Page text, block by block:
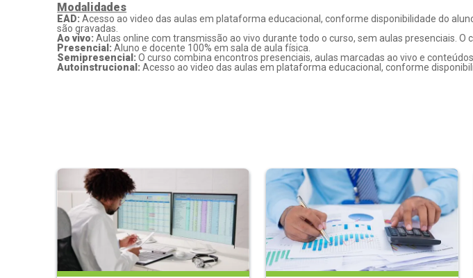
Modalidades
EAD:Acesso ao video das aulas em plataforma educacional, conforme disponibilidade do
são gravadas.
Ao vivo: Aulas online com transmissão ao vivo durante todo o curso, sem aulas presenciais.
Presencial:Aluno e docente 100% em sala de aula física.
Semipresencial:O curso combina encontros presenciais, aulas marcadas ao vivo e conteúdos
Autoinstrucional:Acesso ao video das aulas em plataforma educacional, conforme